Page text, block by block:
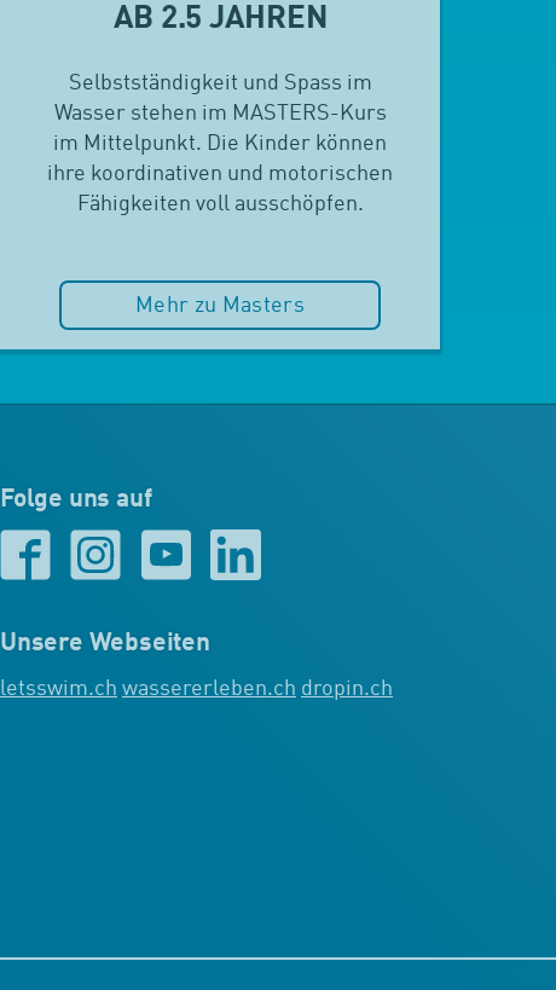
AB 2.5 JAHREN
Selbstständigkeit und Spass im
Wasser stehen im MASTERS-Kurs
im Mittelpunkt. Die Kinder können
ihre koordinativen und motorischen
Fähigkeiten voll ausschöpfen.
Mehr zu Masters
Folge uns auf
Unsere Webseiten
letsswim.ch wassererleben.ch dropin.ch